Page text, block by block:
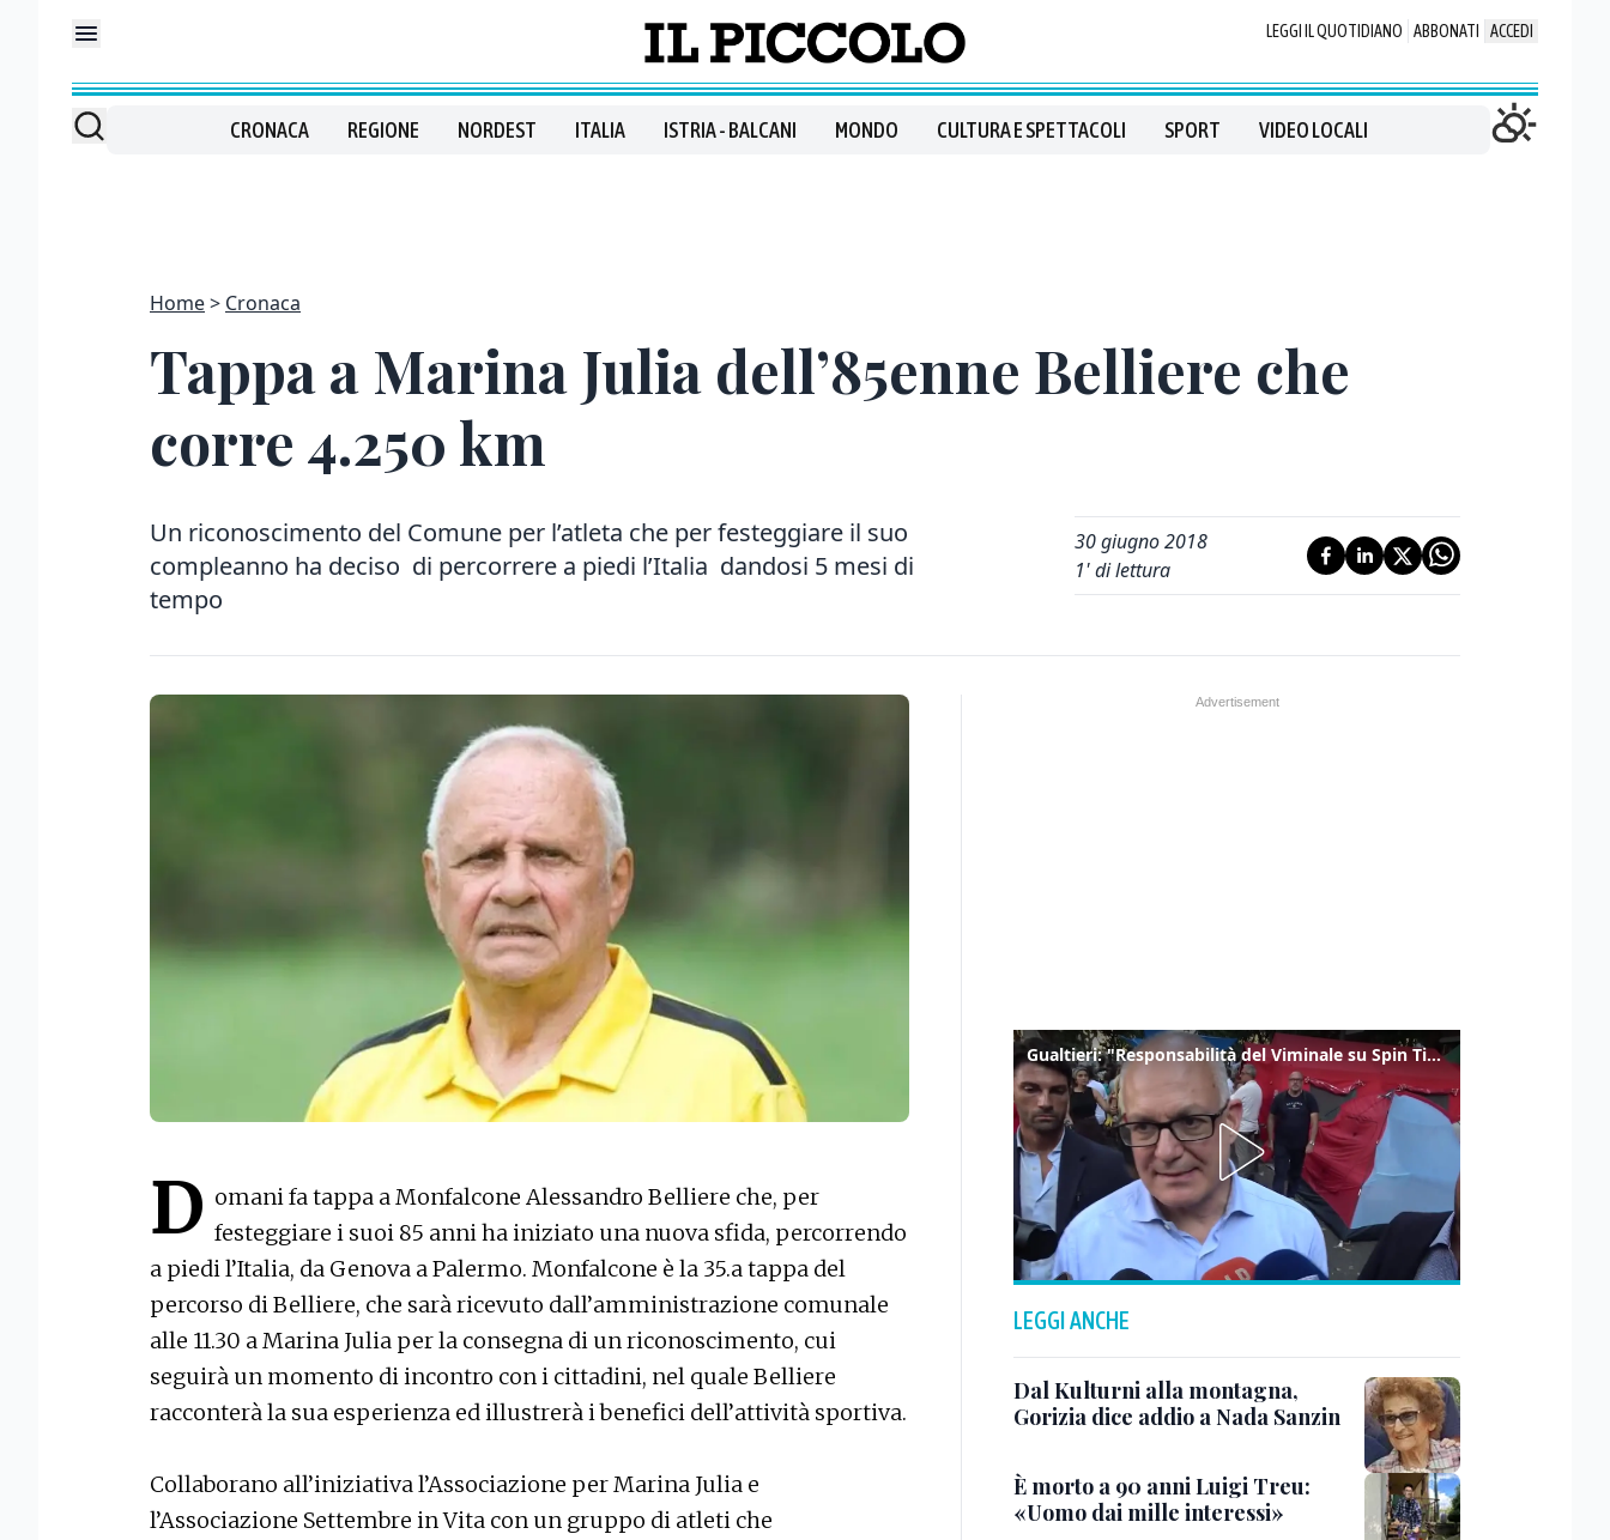
LEGGI IL QUOTIDIANO ABBONATI ACCEDI
CRONACA REGIONE NORDEST ITALIA ISTRIA - BALCANI MONDO CULTURA E SPETTACOLI SPORT VIDEO LOCALI
Home Cronaca
Tappa a Marina Julia dell’85enne Belliere che
corre 4.250 km
Un riconoscimento del Comune per l’atleta che per festeggiare il suo
compleanno ha deciso di percorrere a piedi l’Italia dandosi 5 mesi di
tempo
30 giugno 2018
1' di lettura
D omani fa tappa a Monfalcone Alessandro Belliere che, per
festeggiare i suoi 85 anni ha iniziato una nuova sfida, percorrendo
a piedi l’Italia, da Genova a Palermo. Monfalcone è la 35.a tappa del
percorso di Belliere, che sarà ricevuto dall’amministrazione comunale
alle 11.30 a Marina Julia per la consegna di un riconoscimento, cui
seguirà un momento di incontro con i cittadini, nel quale Belliere
racconterà la sua esperienza ed illustrerà i benefici dell’attività sportiva.
Collaborano all’iniziativa l’Associazione per Marina Julia e
l’Associazione Settembre in Vita con un gruppo di atleti che
Gualtieri: "Responsabilità del Viminale su Spin Time? La posizione dei partiti è nota"
LEGGI ANCHE
Dal Kulturni alla montagna,
Gorizia dice addio a Nada Sanzin
È morto a 90 anni Luigi Treu:
«Uomo dai mille interessi»